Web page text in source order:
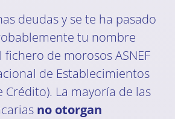
deudas y se te ha pasado
tu nombre
fichero de morosos ASNEF
de Establecimientos
Crédito). La mayoría de las
no otorgan